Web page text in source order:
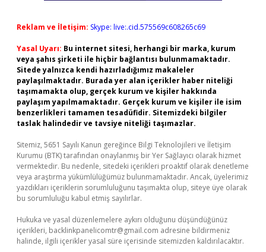
Reklam ve İletişim: Skype: live:.cid.575569c608265c69
Yasal Uyarı: Bu internet sitesi, herhangi bir marka, kurum
veya şahıs şirketi ile hiçbir bağlantısı bulunmamaktadır.
Sitede yalnızca kendi hazırladığımız makaleler
paylaşılmaktadır. Burada yer alan içerikler haber niteliği
taşımamakta olup, gerçek kurum ve kişiler hakkında
paylaşım yapılmamaktadır. Gerçek kurum ve kişiler ile isim
benzerlikleri tamamen tesadüfidir. Sitemizdeki bilgiler
taslak halindedir ve tavsiye niteliği taşımazlar.
Sitemiz, 5651 Sayılı Kanun gereğince Bilgi Teknolojileri ve İletişim
Kurumu (BTK) tarafından onaylanmış bir Yer Sağlayıcı olarak hizmet
vermektedir. Bu nedenle, sitedeki içerikleri proaktif olarak denetleme
veya araştırma yükümlülüğümüz bulunmamaktadır. Ancak, üyelerimiz
yazdıkları içeriklerin sorumluluğunu taşımakta olup, siteye üye olarak
bu sorumluluğu kabul etmiş sayılırlar.
Hukuka ve yasal düzenlemelere aykırı olduğunu düşündüğünüz
içerikleri, backlinkpanelicomtr@gmail.com adresine bildirmeniz
halinde, ilgili içerikler yasal süre içerisinde sitemizden kaldırılacaktır.